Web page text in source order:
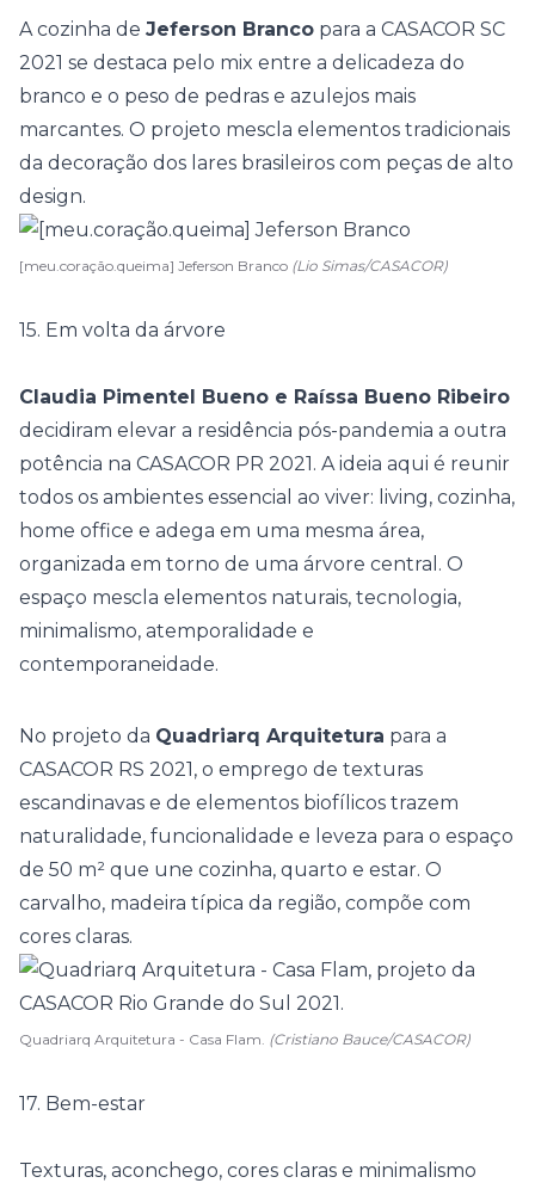
A cozinha de Jeferson Branco para a CASACOR SC
2021 se destaca pelo mix entre a delicadeza do
branco e o peso de pedras e azulejos mais
marcantes. O projeto mescla elementos tradicionais
da decoração dos lares brasileiros com peças de alto
design.
[meu.coração.queima] Jeferson Branco (Lio Simas/CASACOR)
15. Em volta da árvore
Claudia Pimentel Bueno e Raíssa Bueno Ribeiro
decidiram elevar a residência pós-pandemia a outra
potência na CASACOR PR 2021. A ideia aqui é reunir
todos os ambientes essencial ao viver: living, cozinha,
home office e adega em uma mesma área,
organizada em torno de uma árvore central. O
espaço mescla elementos naturais, tecnologia,
minimalismo, atemporalidade e
contemporaneidade.
No projeto da Quadriarq Arquitetura para a
CASACOR RS 2021, o emprego de texturas
escandinavas e de elementos biofílicos trazem
naturalidade, funcionalidade e leveza para o espaço
de 50 m² que une cozinha, quarto e estar. O
carvalho, madeira típica da região, compõe com
cores claras.
Quadriarq Arquitetura - Casa Flam. (Cristiano Bauce/CASACOR)
17. Bem-estar
Texturas, aconchego, cores claras e minimalismo